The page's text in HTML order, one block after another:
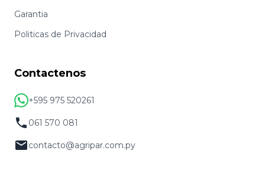
Garantia
Politicas de Privacidad
Contactenos
+595 975 520261
061 570 081
contacto@agripar.com.py